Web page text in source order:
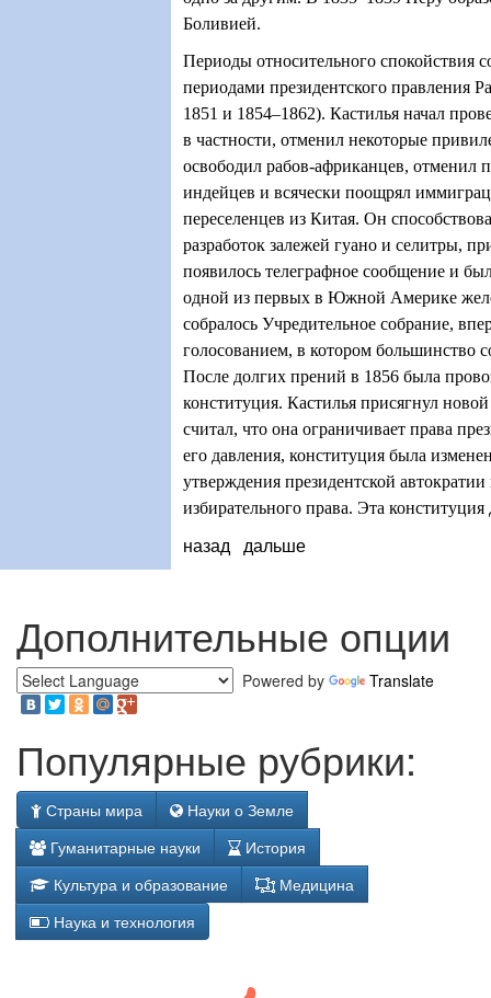
Боливией.
Периоды относительного спокойствия
периодами президентского правления
1851 и 1854–1862). Кастилья начал
в частности, отменил некоторые
освободил рабов-африканцев, отменил
индейцев и всячески поощрял
переселенцев из Китая. Он
разработок залежей гуано и селитры,
появилось телеграфное сообщение и
одной из первых в Южной Америке
собралось Учредительное собрание,
голосованием, в котором большинство
После долгих прений в 1856 была
конституция. Кастилья присягнул
считал, что она ограничивает права
его давления, конституция была
утверждения президентской
избирательного права. Эта конституция
назад дальше
Дополнительные опции
Powered by Translate
Популярные рубрики:
Страны мира
Науки о Земле
Гуманитарные науки
История
Культура и образование
Медицина
Наука и технология